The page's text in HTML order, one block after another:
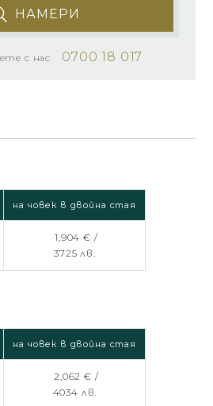
НАМЕРИ
с нас 0700 18 017
на човек в двойна стая
1,904 € /
3725 лв.
на човек в двойна стая
2,062 € /
4034 лв.